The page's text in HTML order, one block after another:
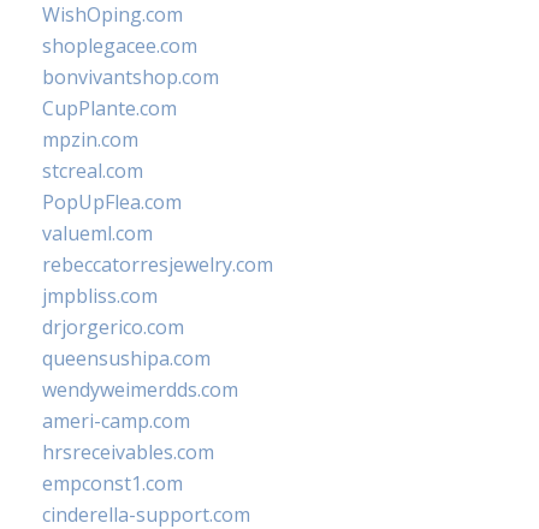
WishOping.com
shoplegacee.com
bonvivantshop.com
CupPlante.com
mpzin.com
stcreal.com
PopUpFlea.com
valueml.com
rebeccatorresjewelry.com
jmpbliss.com
drjorgerico.com
queensushipa.com
wendyweimerdds.com
ameri-camp.com
hrsreceivables.com
empconst1.com
cinderella-support.com